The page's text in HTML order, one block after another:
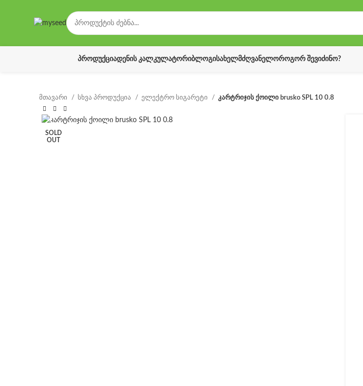
ᲞᲠᲝᲓᲣᲥᲪᲘᲐᲓᲔᲜᲘᲡ ᲙᲐᲚᲙᲣᲚᲐᲢᲝᲠᲘᲑᲚᲝᲒᲘᲡᲐᲮᲔᲚᲛᲫᲦᲕᲐᲜᲔᲚᲝᲠᲝᲒᲝᲠ ᲨᲔᲕᲘᲫᲘᲜᲝ?
მთავარი სხვა პროდუქცია ელექტრო სიგარეტი კარტრიჯის ქოილი brusko SPL 10 0.8
SOLD
OUT